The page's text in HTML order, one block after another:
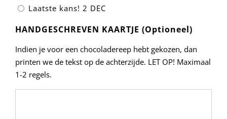
Laatste kans! 2 DEC
HANDGESCHREVEN KAARTJE (Optioneel)
Indien je voor een chocoladereep hebt gekozen, dan
printen we de tekst op de achterzijde. LET OP! Maximaal
1-2 regels.